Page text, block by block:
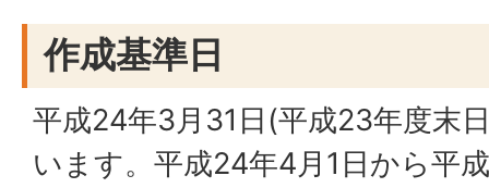
作成基準日
平成24年3月31日(平成23年度末
います。平成24年4月1日から平